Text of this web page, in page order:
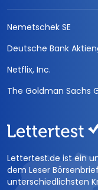
Nemetschek SE
Deutsche Bank
Netflix, Inc.
The Goldman Sachs
Lettertest.de ist ein
dem Leser
unterschiedlichsten